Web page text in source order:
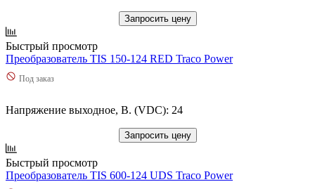
Запросить цену
Быстрый просмотр
Преобразователь TIS 150-124 RED Traco Power
Под заказ
Напряжение выходное, В. (VDC): 24
Запросить цену
Быстрый просмотр
Преобразователь TIS 600-124 UDS Traco Power